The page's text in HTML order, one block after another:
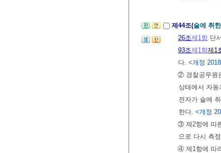
제44조(술에 취
26조제1항 단
93조제1항제1
다. <개정
② 경찰공무원
상태에서 자
전자가 술에
한다. <개정
③ 제2항에 따
으로 다시 측
④ 제1항에 따